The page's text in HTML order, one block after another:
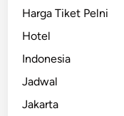
Harga Tiket Pelni
Hotel
Indonesia
Jadwal
Jakarta